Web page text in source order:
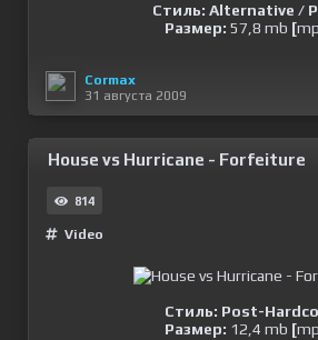
Стиль: Alternative /
Размер: 57,8 mb [
Cormax
31 августа 2009
House vs Hurricane - Forfeiture
814
Video
Стиль: Post-
Размер: 12,4 mb [